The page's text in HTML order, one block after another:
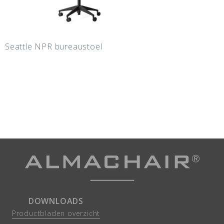
Seattle NPR bureaustoel
DOWNLOADS
Productbladen overzicht